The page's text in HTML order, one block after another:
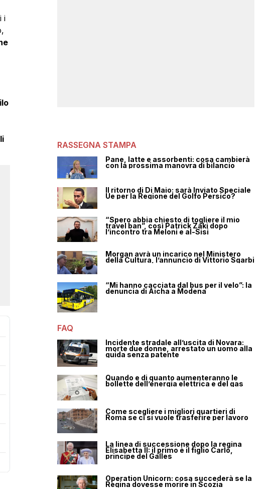
i
RASSEGNA STAMPA
Pane, latte e assorbenti: cosa cambierà
con la prossima manovra di bilancio
Il ritorno di Di Maio: sarà Inviato Speciale
Ue per la Regione del Golfo Persico?
“Spero abbia chiesto di togliere il mio
travel ban”, così Patrick Zaki dopo
l’incontro tra Meloni e al-Sisi
Morgan avrà un incarico nel Ministero
della Cultura, l’annuncio di Vittorio Sgarbi
“Mi hanno cacciata dal bus per il velo”: la
denuncia di Aicha a Modena
FAQ
Incidente stradale all’uscita di Novara:
morte due donne, arrestato un uomo alla
guida senza patente
Quando e di quanto aumenteranno le
bollette dell’energia elettrica e del gas
Come scegliere i migliori quartieri di
Roma se ci si vuole trasferire per lavoro
La linea di successione dopo la regina
Elisabetta II: il primo è il figlio Carlo,
principe del Galles
Operation Unicorn: cosa succederà se la
Regina dovesse morire in Scozia